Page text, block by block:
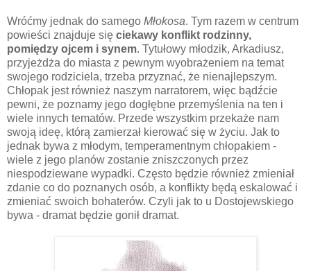
Wróćmy jednak do samego Młokosa. Tym razem w centrum
powieści znajduje się ciekawy konflikt rodzinny,
pomiędzy ojcem i synem. Tytułowy młodzik, Arkadiusz,
przyjeżdża do miasta z pewnym wyobrażeniem na temat
swojego rodziciela, trzeba przyznać, że nienajlepszym.
Chłopak jest również naszym narratorem, więc bądźcie
pewni, że poznamy jego dogłębne przemyślenia na ten i
wiele innych tematów. Przede wszystkim przekaże nam
swoją ideę, którą zamierzał kierować się w życiu. Jak to
jednak bywa z młodym, temperamentnym chłopakiem -
wiele z jego planów zostanie zniszczonych przez
niespodziewane wypadki. Często będzie również zmieniał
zdanie co do poznanych osób, a konflikty będą eskalować i
zmieniać swoich bohaterów. Czyli jak to u Dostojewskiego
bywa - dramat będzie gonił dramat.